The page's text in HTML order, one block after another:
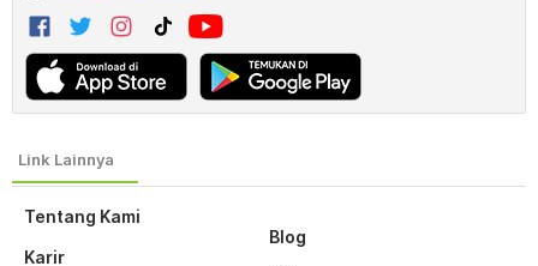
Tentang Kami
Karir
Blog